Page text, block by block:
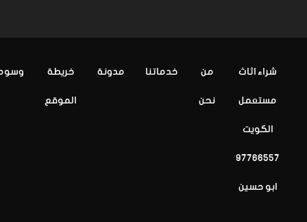
شراء اثاث
مستعمل
الكويت
97766557
ابو حسين
من
نحن
خدماتنا مدونة خريطة
الموقع